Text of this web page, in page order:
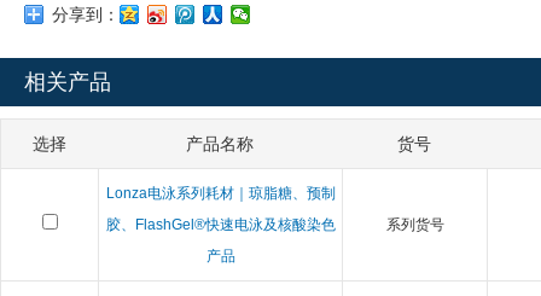
分享到：
相关产品
选择 产品名称 货号
Lonza电泳系列耗材｜琼脂糖、预制
胶、FlashGel®快速电泳及核酸染色
产品
系列货号